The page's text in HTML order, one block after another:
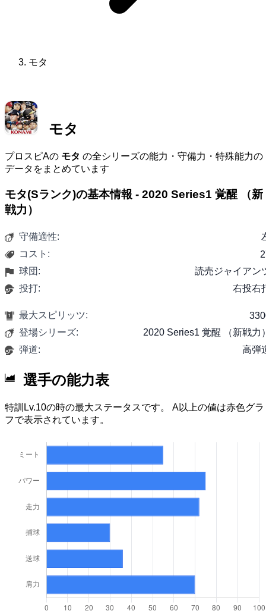
モタ
モタ
プロスピAの モタ の全シリーズの能力・守備力・特殊能力の
データをまとめています
モタ(Sランク)の基本情報 - 2020 Series1 覚醒 （新
戦力）
守備適性:
コスト:
球団:
読売ジャイアン
投打:
右投右
最大スピリッツ:
登場シリーズ:
2020 Series1 覚醒 （新戦力
弾道:
高弾
選手の能力表
特訓Lv.10の時の最大ステータスです。 A以上の値は赤色グラ
フで表示されています。